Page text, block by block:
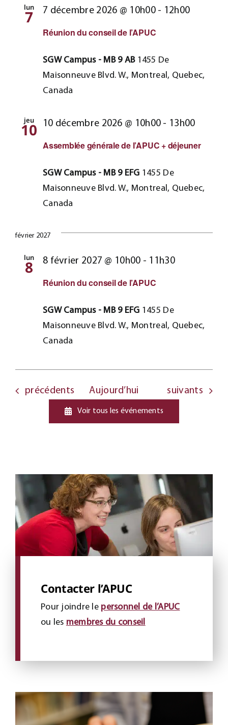
lun
7
Réunion du conseil de l’APUC
7 décembre 2026 @ 10h00- 12h00
SGW Campus - MB 9 AB 1455 De
Maisonneuve Blvd. W., Montreal, Quebec,
Canada
jeu
10
Assemblée générale de l’APUC + déjeuner
10 décembre 2026 @ 10h00 - 13h00
SGW Campus - MB 9 EFG 1455 De
Maisonneuve Blvd. W., Montreal, Quebec,
Canada
février 2027
lun
8
Réunion du conseil de l’APUC
8 février 2027 @ 10h00 - 11h30
SGW Campus - MB 9 EFG 1455 De
Maisonneuve Blvd. W., Montreal, Quebec,
Canada
Évènements
précédents Aujourd’hui Évènements
suivants
Voir tous les événements
Contacter l’APUC
Pour joindre le personnel de l’APUC
ou les membres du conseil